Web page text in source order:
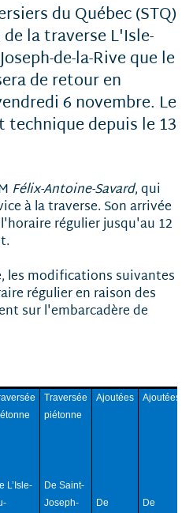
du Québec (STQ)
la traverse L'Isle-
de-la-Rive que le
de retour en
6 novembre. Le
depuis le 13
Félix-Antoine-Savard, qui
à la traverse. Son arrivée
régulier jusqu'au 12
les modifications suivantes
régulier en raison des
sur l'embarcadère de
L’Isle-
Traversée
piétonne
De Saint-
Joseph-
Ajoutées
De
Ajoutées
De